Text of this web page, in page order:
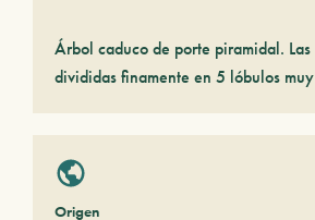
Árbol caduco de porte piramidal. Las
divididas finamente en 5 lóbulos
Origen